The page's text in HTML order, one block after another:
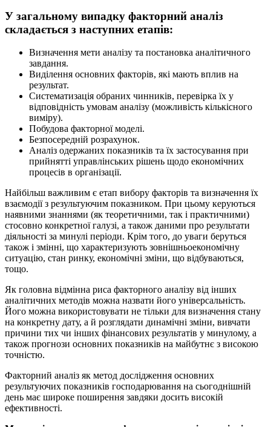
У загальному випадку факторний аналіз
складається з наступних етапів:
Визначення мети аналізу та постановка аналітичного
завдання.
Виділення основних факторів, які мають вплив на
результат.
Систематизація обраних чинників, перевірка їх у
відповідність умовам аналізу (можливість кількісного
виміру).
Побудова факторної моделі.
Безпосередній розрахунок.
Аналіз одержаних показників та їх застосування при
прийнятті управлінських рішень щодо економічних
процесів в організації.
Найбільш важливим є етап вибору факторів та визначення їх
взаємодії з результуючим показником. При цьому керуються
наявними знаннями (як теоретичними, так і практичними)
стосовно конкретної галузі, а також даними про результати
діяльності за минулі періоди. Крім того, до уваги беруться
також і змінні, що характеризують зовнішньоекономічну
ситуацію, стан ринку, економічні зміни, що відбуваються,
тощо.
Як головна відмінна риса факторного аналізу від інших
аналітичних методів можна назвати його універсальність.
Його можна використовувати не тільки для визначення стану
на конкретну дату, а й розглядати динамічні зміни, вивчати
причини тих чи інших фінансових результатів у минулому, а
також прогнози основних показників на майбутнє з високою
точністю.
Факторний аналіз як метод дослідження основних
результуючих показників господарювання на сьогоднішній
день має широке поширення завдяки досить високій
ефективності.